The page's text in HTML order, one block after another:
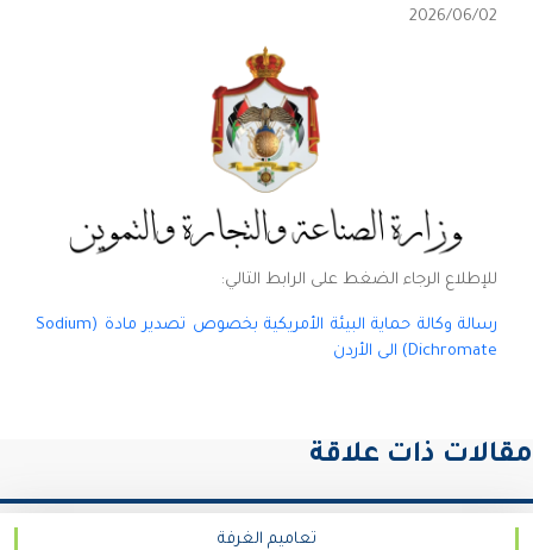
02‏/06‏/2026
للإطلاع الرجاء الضغط على الرابط التالي:
رسالة وكالة حماية البيئة الأمريكية بخصوص تصدير مادة (Sodium
Dichromate) الى الأردن
مقالات ذات علاقة
تعاميم الغرفة